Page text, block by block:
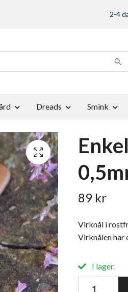
2-4
Dreads Smink
89 kr
Virknål i
Virknålen har
I lager.